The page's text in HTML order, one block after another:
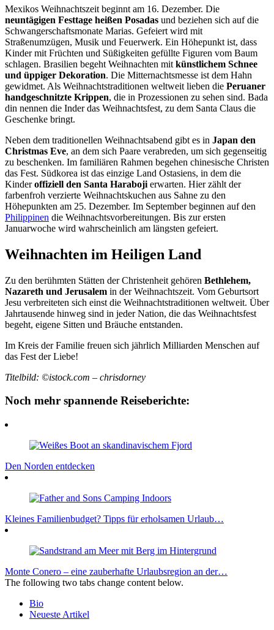
Mexikos Weihnachtszeit beginnt am 16. Dezember. Die
neuntägigen Festtage heißen Posadas und beziehen sich auf die
Schwangerschaftsmonate Marias. Gefeiert wird mit
Straßenumzügen, Musik und Feuerwerk. Ein Höhepunkt ist, dass
Kinder mit Früchten und Süßigkeiten gefüllte Figuren vom Baum
schlagen. Brasilien begeht Weihnachten mit künstlichem Schnee
und üppiger Dekoration. Die Mitternachtsmesse ist dem Hahn
gewidmet. Als Weihnachtstraditionen weltweit lieben die Peruaner
handgeschnitzte Krippen, die in Prozessionen zu sehen sind. Bada
din nennen die Inder das Weihnachtsfest, zu dem Santa Claus die
Geschenke bringt.
Neben dem traditionellen Weihnachtsabend gibt es in Japan den
Christmas Eve, an dem sich Paare verabreden, um sich gegenseitig
zu beschenken. Im familiären Rahmen begehen chinesische Christen
das Fest. Südkorea ist das einzige Land Ostasiens, in dem die
Kinderoffiziell den Santa Haraboji erwarten. Hier zählt der
farbenfroh verzierte Weihnachtskuchen aus Sahne zu den
Höhepunkten am 25. Dezember. Im September beginnen auf den
Philippinen die Weihnachtsvorbereitungen. Bis zur ersten
Januarwoche wird wahrscheinlich am längsten gefeiert.
Weihnachten im Heiligen Land
Zu den berühmten Stätten der Christenheit gehören Bethlehem,
Nazareth und Jerusalem in der Weihnachtszeit. Vom Geburtsort
Jesu verbreiteten sich einst die Weihnachtstraditionen weltweit. Über
Jahrtausende hinweg sind in jeder Nation, die das Weihnachtsfest
begeht, eigene Sitten und Bräuche entstanden.
Im Kreis der Familie freuen sich jährlich Milliarden Menschen auf
das Fest der Liebe!
Titelbild: ©istock.com – chrisdorney
Noch mehr spannende Reiseberichte:
Den Norden entdecken
Kleines Familienbudget? Tipps für erholsamen Urlaub…
Monte Conero – eine zauberhafte Urlaubsregion an der…
The following two tabs change content below.
Bio
Neueste Artikel